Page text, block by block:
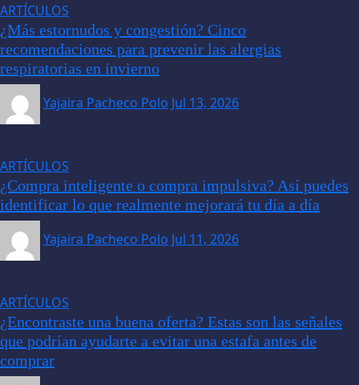
ARTÍCULOS
¿Más estornudos y congestión? Cinco
recomendaciones para prevenir las alergias
respiratorias en invierno
Yajaira Pacheco Polo Jul 13, 2026
ARTÍCULOS
¿Compra inteligente o compra impulsiva? Así puedes
identificar lo que realmente mejorará tu día a día
Yajaira Pacheco Polo Jul 11, 2026
ARTÍCULOS
¿Encontraste una buena oferta? Estas son las señales
que podrían ayudarte a evitar una estafa antes de
comprar